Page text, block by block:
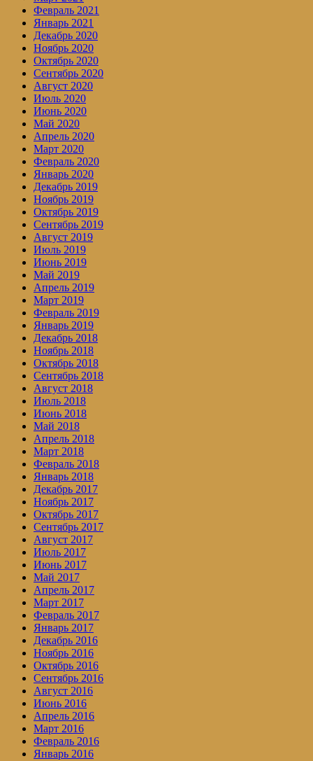
Февраль 2021
Январь 2021
Декабрь 2020
Ноябрь 2020
Октябрь 2020
Сентябрь 2020
Август 2020
Июль 2020
Июнь 2020
Май 2020
Апрель 2020
Март 2020
Февраль 2020
Январь 2020
Декабрь 2019
Ноябрь 2019
Октябрь 2019
Сентябрь 2019
Август 2019
Июль 2019
Июнь 2019
Май 2019
Апрель 2019
Март 2019
Февраль 2019
Январь 2019
Декабрь 2018
Ноябрь 2018
Октябрь 2018
Сентябрь 2018
Август 2018
Июль 2018
Июнь 2018
Май 2018
Апрель 2018
Март 2018
Февраль 2018
Январь 2018
Декабрь 2017
Ноябрь 2017
Октябрь 2017
Сентябрь 2017
Август 2017
Июль 2017
Июнь 2017
Май 2017
Апрель 2017
Март 2017
Февраль 2017
Январь 2017
Декабрь 2016
Ноябрь 2016
Октябрь 2016
Сентябрь 2016
Август 2016
Июнь 2016
Апрель 2016
Март 2016
Февраль 2016
Январь 2016